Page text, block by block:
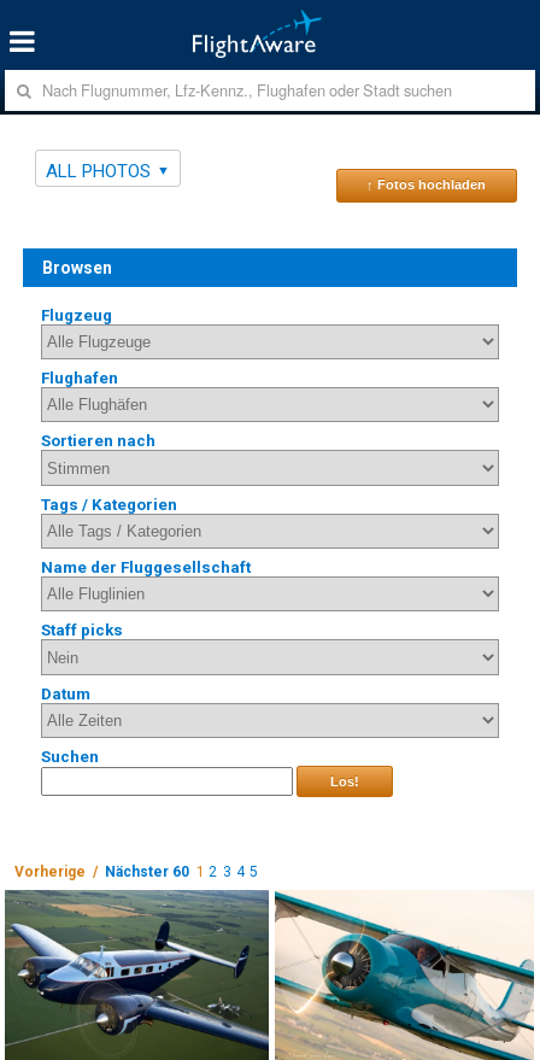
ALL PHOTOS
↑ Fotos hochladen
Browsen
Flugzeug
Flughafen
Sortieren nach
Tags / Kategorien
Name der Fluggesellschaft
Staff picks
Datum
Suchen
Los!
Vorherige / Nächster 60 1 2 3 4 5